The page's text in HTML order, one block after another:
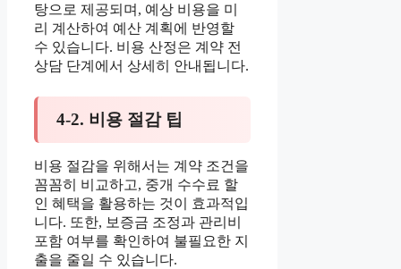
탕으로 제공되며, 예상 비용을 미
리 계산하여 예산 계획에 반영할
수 있습니다. 비용 산정은 계약 전
상담 단계에서 상세히 안내됩니다.
4-2. 비용 절감 팁
비용 절감을 위해서는 계약 조건을
꼼꼼히 비교하고, 중개 수수료 할
인 혜택을 활용하는 것이 효과적입
니다. 또한, 보증금 조정과 관리비
포함 여부를 확인하여 불필요한 지
출을 줄일 수 있습니다.